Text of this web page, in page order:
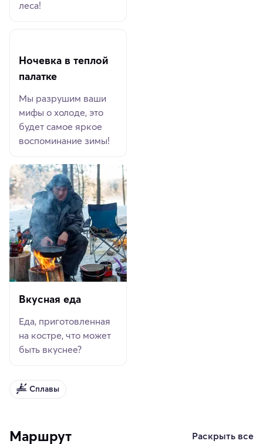
леса!
Ночевка в теплой
палатке
Мы разрушим ваши
мифы о холоде, это
будет самое яркое
воспоминание зимы!
Вкусная еда
Еда, приготовленная
на костре, что может
быть вкуснее?
Сплавы
Маршрут Раскрыть все